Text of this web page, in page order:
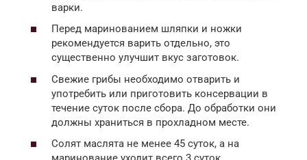
варки.
Перед маринованием шляпки и ножки
рекомендуется варить отдельно, это
существенно улучшит вкус заготовок.
Свежие грибы необходимо отварить и
употребить или приготовить консервации в
течение суток после сбора. До обработки они
должны храниться в прохладном месте.
Солят маслята не менее 45 суток, а на